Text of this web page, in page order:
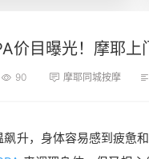
价目曝光！摩耶
90 摩耶同城按摩
飙升，身体容易感到疲惫